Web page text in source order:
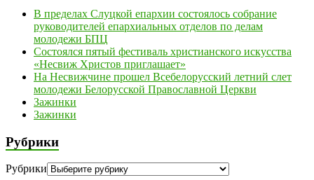
В пределах Слуцкой епархии состоялось собрание
руководителей епархиальных отделов по делам
молодежи БПЦ
Состоялся пятый фестиваль христианского искусства
«Несвиж Христов приглашает»
На Несвижчине прошел Всебелорусский летний слет
молодежи Белорусской Православной Церкви
Зажинки
Зажинки
Рубрики
Рубрики